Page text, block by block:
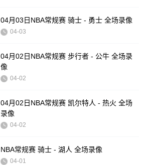
04月03日NBA常规赛 骑士 - 勇士 全场录像
04-03
04月02日NBA常规赛 步行者 - 公牛 全场录
像
04-02
04月02日NBA常规赛 凯尔特人 - 热火 全场
录像
04-02
NBA常规赛 骑士 - 湖人 全场录像
04-01